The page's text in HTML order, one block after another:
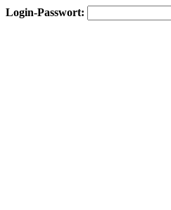
Login-Passwort: